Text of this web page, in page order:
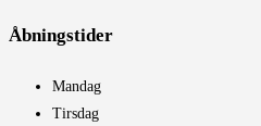
Åbningstider​
Mandag
Tirsdag